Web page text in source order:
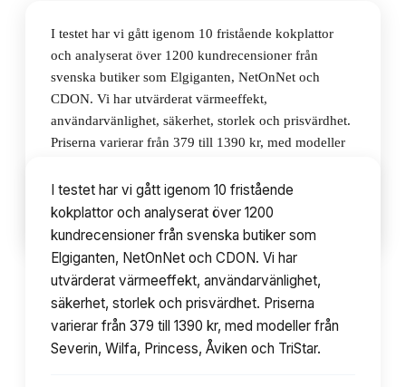
I testet har vi gått igenom 10 fristående kokplattor
och analyserat över 1200 kundrecensioner från
svenska butiker som Elgiganten, NetOnNet och
CDON. Vi har utvärderat värmeeffekt,
användarvänlighet, säkerhet, storlek och prisvärdhet.
Priserna varierar från 379 till 1390 kr, med modeller
Innehållsförteckning
I testet har vi gått igenom 10 fristående
kokplattor och analyserat över 1200
kundrecensioner från svenska butiker som
Elgiganten, NetOnNet och CDON. Vi har
utvärderat värmeeffekt, användarvänlighet,
säkerhet, storlek och prisvärdhet. Priserna
varierar från 379 till 1390 kr, med modeller från
Severin, Wilfa, Princess, Åviken och TriStar.